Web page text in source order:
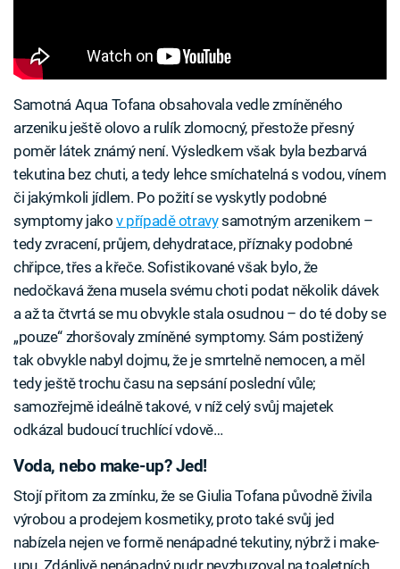
Samotná Aqua Tofana obsahovala vedle zmíněného
arzeniku ještě olovo a rulík zlomocný, přestože přesný
poměr látek známý není. Výsledkem však byla bezbarvá
tekutina bez chuti, a tedy lehce smíchatelná s vodou, vínem
či jakýmkoli jídlem. Po požití se vyskytly podobné
symptomy jakov případě otravysamotným arzenikem –
tedy zvracení, průjem, dehydratace, příznaky podobné
chřipce, třes a křeče. Sofistikované však bylo, že
nedočkavá žena musela svému choti podat několik dávek
a až ta čtvrtá se mu obvykle stala osudnou – do té doby se
„pouze“ zhoršovaly zmíněné symptomy. Sám postižený
tak obvykle nabyl dojmu, že je smrtelně nemocen, a měl
tedy ještě trochu času na sepsání poslední vůle;
samozřejmě ideálně takové, v níž celý svůj majetek
odkázal budoucí truchlící vdově…
Voda, nebo make-up? Jed!
Stojí přitom za zmínku, že se Giulia Tofana původně živila
výrobou a prodejem kosmetiky, proto také svůj jed
nabízela nejen ve formě nenápadné tekutiny, nýbrž i make-